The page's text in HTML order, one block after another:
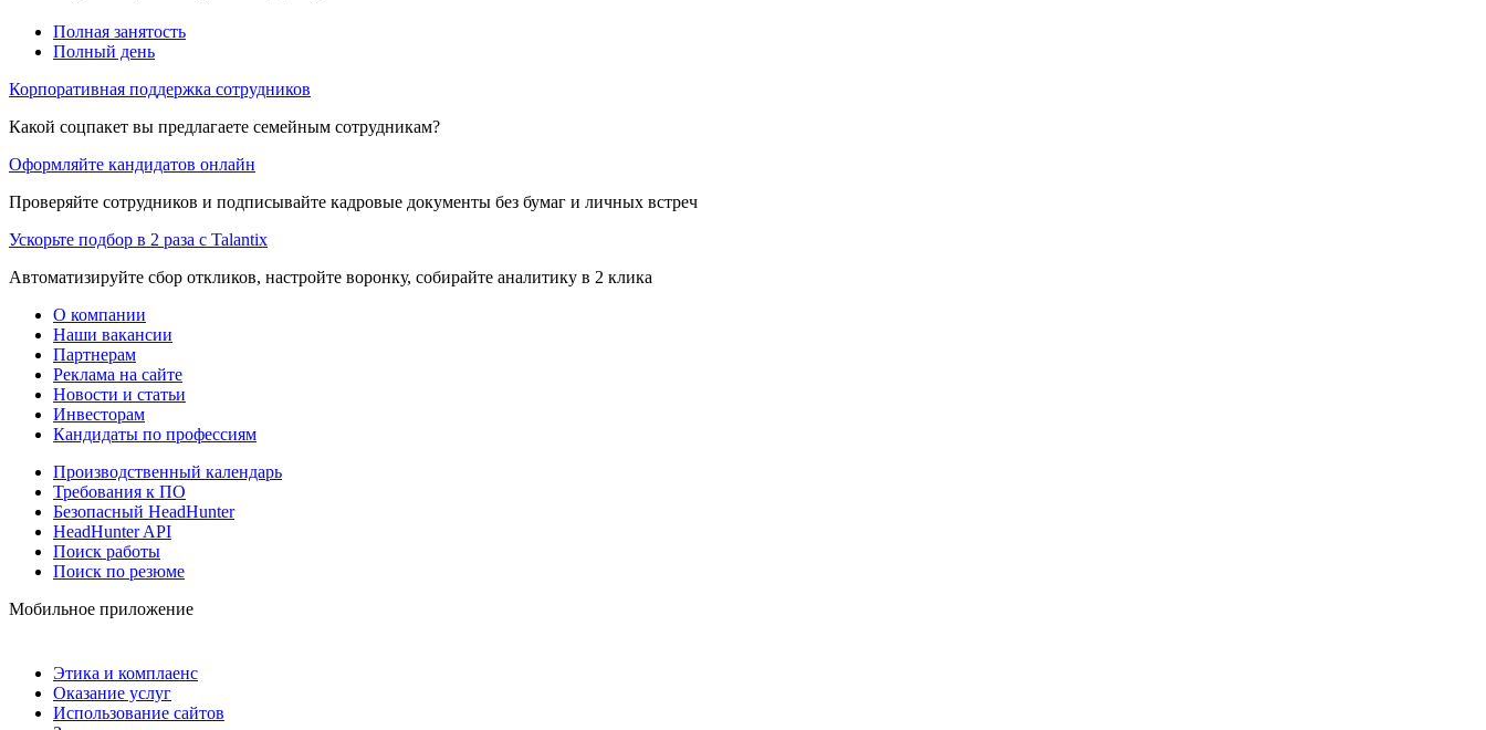
Полная занятость
Полный день
Корпоративная поддержка сотрудников
Какой соцпакет вы предлагаете семейным сотрудникам?
Оформляйте кандидатов онлайн
Проверяйте сотрудников и подписывайте кадровые документы без бумаг и личных встреч
Ускорьте подбор в 2 раза с Talantix
Автоматизируйте сбор откликов, настройте воронку, собирайте аналитику в 2 клика
О компании
Наши вакансии
Партнерам
Реклама на сайте
Новости и статьи
Инвесторам
Кандидаты по профессиям
Производственный календарь
Требования к ПО
Безопасный HeadHunter
HeadHunter API
Поиск работы
Поиск по резюме
Мобильное приложение
Этика и комплаенс
Оказание услуг
Использование сайтов